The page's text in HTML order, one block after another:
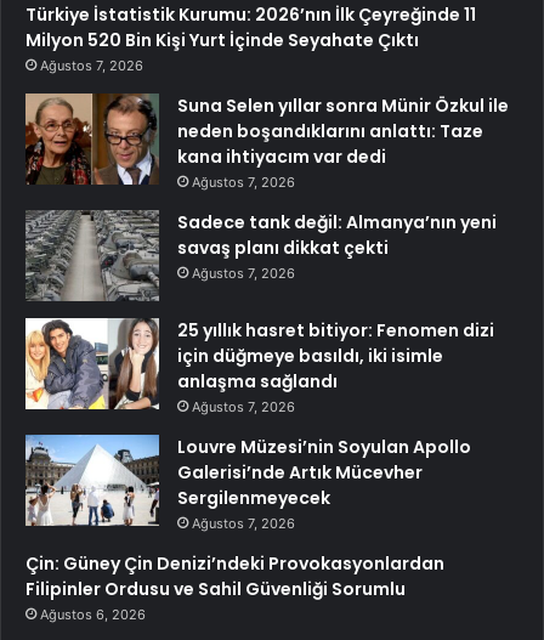
Türkiye İstatistik Kurumu: 2026’nın İlk Çeyreğinde 11
Milyon 520 Bin Kişi Yurt İçinde Seyahate Çıktı
Ağustos 7, 2026
Suna Selen yıllar sonra Münir Özkul ile
neden boşandıklarını anlattı: Taze
kana ihtiyacım var dedi
Ağustos 7, 2026
Sadece tank değil: Almanya’nın yeni
savaş planı dikkat çekti
Ağustos 7, 2026
25 yıllık hasret bitiyor: Fenomen dizi
için düğmeye basıldı, iki isimle
anlaşma sağlandı
Ağustos 7, 2026
Louvre Müzesi’nin Soyulan Apollo
Galerisi’nde Artık Mücevher
Sergilenmeyecek
Ağustos 7, 2026
Çin: Güney Çin Denizi’ndeki Provokasyonlardan
Filipinler Ordusu ve Sahil Güvenliği Sorumlu
Ağustos 6, 2026